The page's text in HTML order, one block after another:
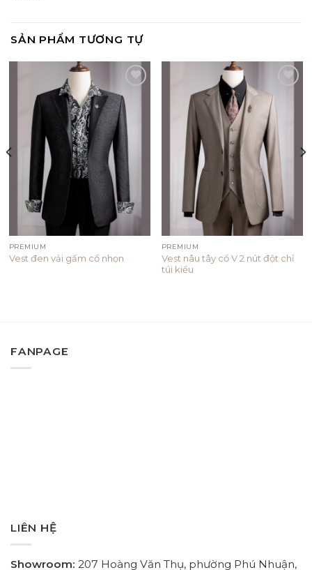
SẢN PHẨM TƯƠNG TỰ
Add to
wishlist
PREMIUM
Vest đen vải gấm cổ nhọn
Add to
wishlist
PREMIUM
Vest nâu tây cổ V 2 nút đột chỉ
túi kiểu
FANPAGE
LIÊN HỆ
Showroom: 207 Hoàng Văn Thụ, phường Phú Nhuận,